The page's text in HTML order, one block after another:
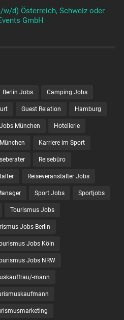
d) Österreich, Schweiz oder
GmbH
Berlin Jobs Camping Jobs
Guest Relation Hamburg
München Hotellerie
Karriere im Sport
Reisebüro
Reiseveranstalter Jobs
Sport Jobs Sportjobs
Tourismus Jobs
Jobs Berlin
Jobs Köln
Jobs NRW
mann